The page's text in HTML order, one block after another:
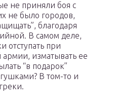
не приняли боя с
не было городов,
благодаря
В самом деле,
отступать при
изматывать ее
“в подарок”
В том-то и